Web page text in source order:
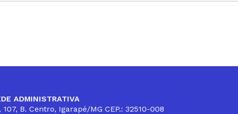
ADMINISTRATIVA
B. Centro, Igarapé/MG CEP.: 32510-008